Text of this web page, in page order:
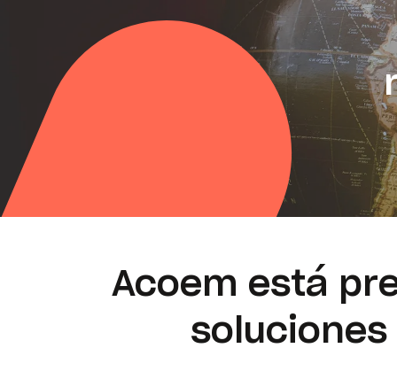
Acoem está